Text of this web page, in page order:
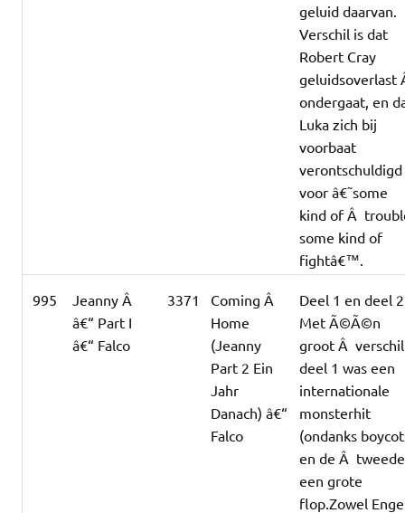
geluid daarvan.
Verschil is dat
Robert Cray
geluidsoverlast
ondergaat, en
Luka zich bij
voorbaat
verontschuldigd
voor â€˜some
kind of Â
some kind of
fightâ€™.
995
Jeanny Â
â€“ Part I
â€“ Falco
3371
Coming Â
Home
(Jeanny
Part 2 Ein
Jahr
Danach) â€“
Falco
Deel 1 en deel
Met Ã©Ã©n
groot Â
deel 1 was een
internationale
monsterhit
(ondanks
en de Â tweede
een grote
flop.Zowel